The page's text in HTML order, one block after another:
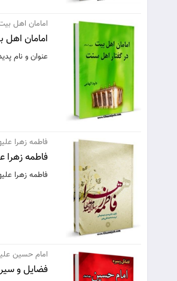
امامان اهل
امامان اهل
عنوان و نام
فاطمه زهرا
فاطمه زهرا
فاطمه زهرا
امام حسین
فضايل و